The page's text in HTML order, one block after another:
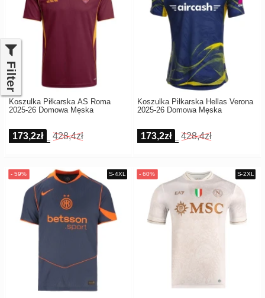
Filter
Koszulka Piłkarska AS Roma
2025-26 Domowa Męska
173,2zł 428,4zł
Koszulka Piłkarska Hellas Verona
2025-26 Domowa Męska
173,2zł 428,4zł